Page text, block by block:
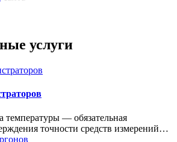
услуги
температуры — обязательная
точности средств измерений…